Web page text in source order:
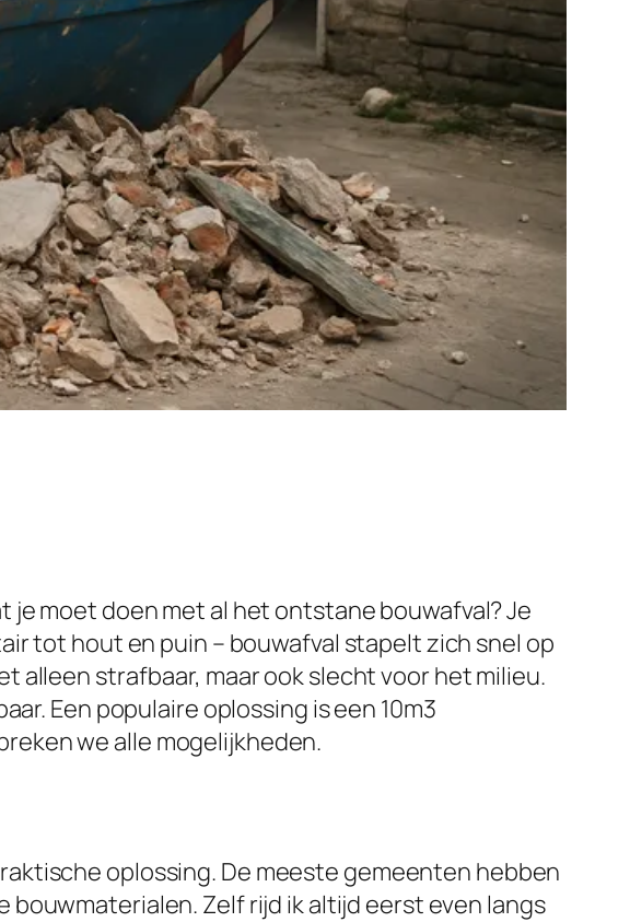
moet doen met al het ontstane bouwafval? Je
tot hout en puin – bouwafval stapelt zich snel op
alleen strafbaar, maar ook slecht voor het milieu.
Een populaire oplossing is een 10m3
we alle mogelijkheden.
oplossing. De meeste gemeenten hebben
Zelf rijd ik altijd eerst even langs